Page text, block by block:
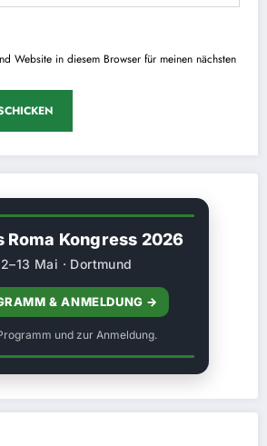
Website in diesem Browser für meinen nächsten
Roma Kongress 2026
Mai · Dortmund
& ANMELDUNG →
und zur Anmeldung.